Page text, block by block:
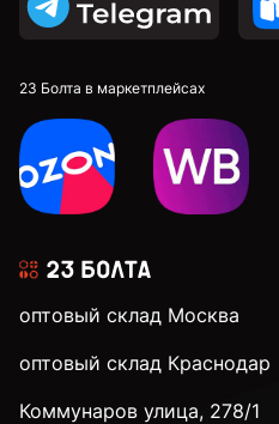
23 Болта в маркетплейсах
оптовый склад Москва
оптовый склад Краснодар
Коммунаров улица, 278/1